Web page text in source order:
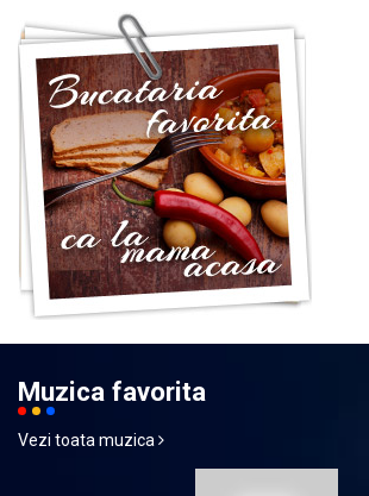
Muzica favorita
Vezi toata muzica